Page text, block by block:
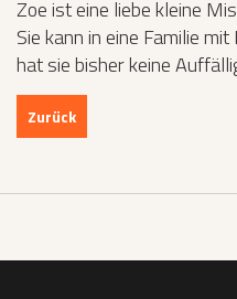
Zoe ist eine liebe kleine
Sie kann in eine Familie
hat sie bisher keine
Zurück